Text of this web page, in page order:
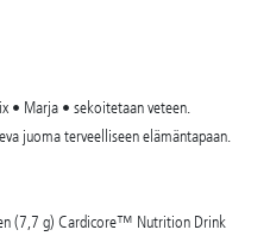
• Marja • sekoitetaan veteen.
juoma terveelliseen elämäntapaan.
(7,7 g) Cardicore™ Nutrition Drink